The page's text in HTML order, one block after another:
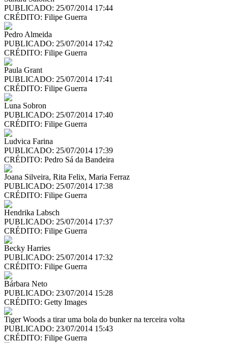
PUBLICADO: 25/07/2014 17:44
CRÉDITO: Filipe Guerra
Pedro Almeida
PUBLICADO: 25/07/2014 17:42
CRÉDITO: Filipe Guerra
Paula Grant
PUBLICADO: 25/07/2014 17:41
CRÉDITO: Filipe Guerra
Luna Sobron
PUBLICADO: 25/07/2014 17:40
CRÉDITO: Filipe Guerra
Ludvica Farina
PUBLICADO: 25/07/2014 17:39
CRÉDITO: Pedro Sá da Bandeira
Joana Silveira, Rita Felix, Maria Ferraz
PUBLICADO: 25/07/2014 17:38
CRÉDITO: Filipe Guerra
Hendrika Labsch
PUBLICADO: 25/07/2014 17:37
CRÉDITO: Filipe Guerra
Becky Harries
PUBLICADO: 25/07/2014 17:32
CRÉDITO: Filipe Guerra
Bárbara Neto
PUBLICADO: 23/07/2014 15:28
CRÉDITO: Getty Images
Tiger Woods a tirar uma bola do bunker na terceira volta
PUBLICADO: 23/07/2014 15:43
CRÉDITO: Filipe Guerra